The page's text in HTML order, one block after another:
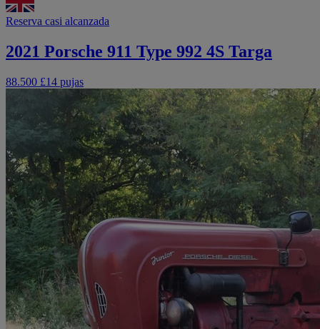
Reserva casi alcanzada
2021 Porsche 911 Type 992 4S Targa
88.500 £14 pujas